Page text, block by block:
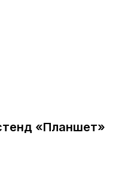
«Планшет»